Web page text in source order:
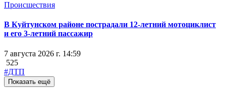
Происшествия
В Куйтунском районе пострадали 12-летний мотоциклист
и его 3-летний пассажир
7 августа 2026 г. 14:59
525
#ДТП
Показать ещё